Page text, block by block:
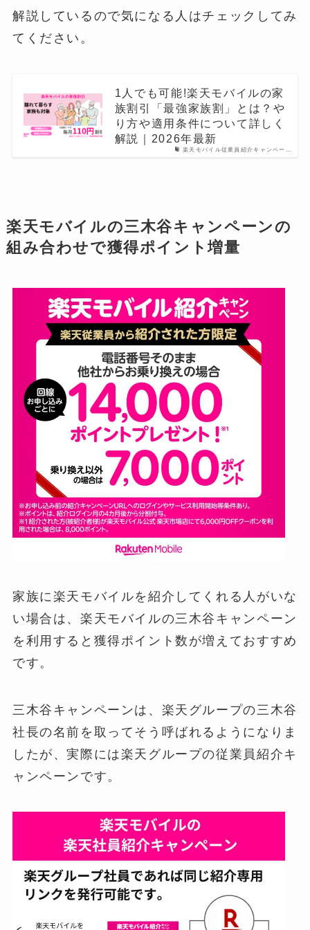
解説しているので気になる人はチェックしてみ
てください。
楽天モバイル従業員紹介キャンペー…
1人でも可能!楽天モバイルの家
族割引「最強家族割」とは？や
り方や適用条件について詳しく
解説｜2026年最新
楽天モバイルの三木谷キャンペーンの
組み合わせで獲得ポイント増量
家族に楽天モバイルを紹介してくれる人がいな
い場合は、楽天モバイルの三木谷キャンペーン
を利用すると獲得ポイント数が増えておすすめ
です。
三木谷キャンペーンは、楽天グループの三木谷
社長の名前を取ってそう呼ばれるようになりま
したが、実際には楽天グループの従業員紹介キ
ャンペーンです。